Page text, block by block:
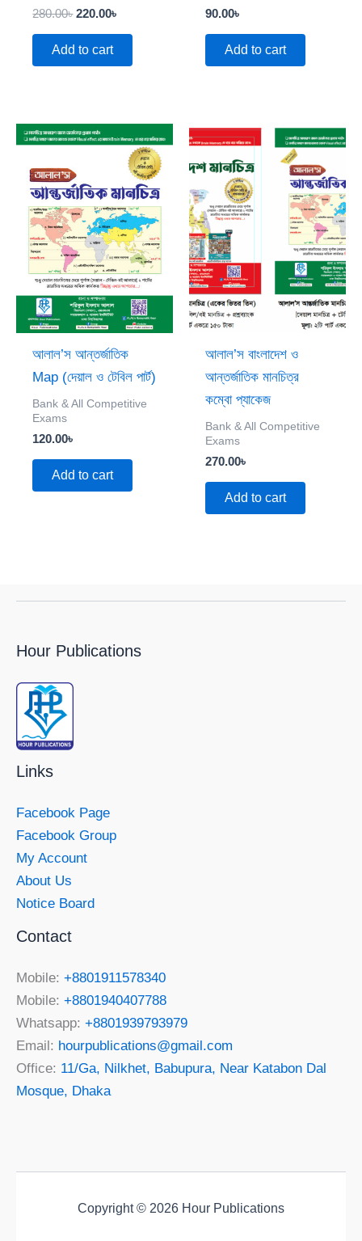
280.00৳ 220.00৳
Add to cart
90.00৳
Add to cart
আলাল’স আন্তর্জাতিক
Map (দেয়াল ও টেবিল পার্ট)
Bank & All Competitive
Exams
120.00৳
Add to cart
আলাল’স বাংলাদেশ ও
আন্তর্জাতিক মানচিত্র
কম্বো প্যাকেজ
Bank & All Competitive
Exams
270.00৳
Add to cart
Hour Publications
Links
Facebook Page
Facebook Group
My Account
About Us
Notice Board
Contact
Mobile: +8801911578340
Mobile: +8801940407788
Whatsapp: +8801939793979
Email: hourpublications@gmail.com
Office: 11/Ga, Nilkhet, Babupura, Near Katabon Dal
Mosque, Dhaka
Copyright © 2026 Hour Publications